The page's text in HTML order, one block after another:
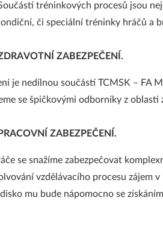
tréninkových procesů jsou
či speciální tréninky hráčů a
ZABEZPEČENÍ.
je nedílnou součástí TCMSK – FA
se špičkovými odborníky z
ZABEZPEČENÍ.
se snažíme zabezpečovat
vzdělávacího procesu zájem
mu bude nápomocno se